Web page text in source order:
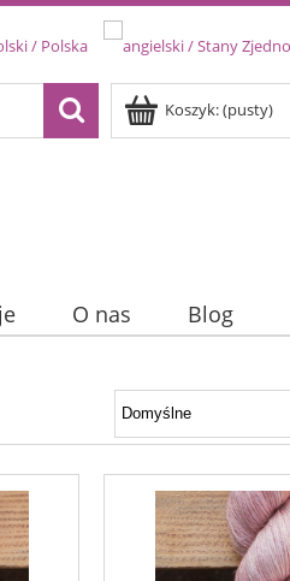
Koszyk:(pusty)
O nas Blog